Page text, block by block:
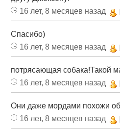
16 лет, 8 месяцев назад
Спасибо)
16 лет, 8 месяцев назад
потрясающая собака!Такой
16 лет, 8 месяцев назад
Они даже мордами похожи
16 лет, 8 месяцев назад